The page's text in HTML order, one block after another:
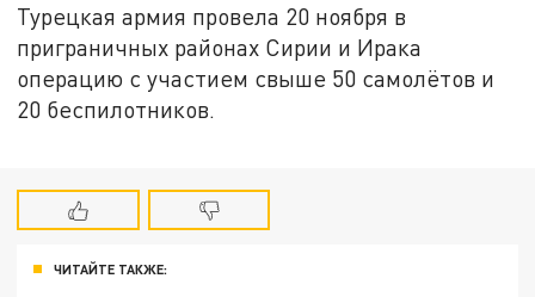
Турецкая армия провела 20 ноября в
приграничных районах Сирии и Ирака
операцию с участием свыше 50 самолётов и
20 беспилотников.
ЧИТАЙТЕ ТАКЖЕ: